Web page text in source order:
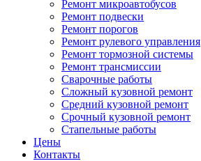
Ремонт микроавтобусов
Ремонт подвески
Ремонт порогов
Ремонт рулевого управления
Ремонт тормозной системы
Ремонт трансмиссии
Сварочные работы
Сложный кузовной ремонт
Средний кузовной ремонт
Срочный кузовной ремонт
Стапельные работы
Цены
Контакты